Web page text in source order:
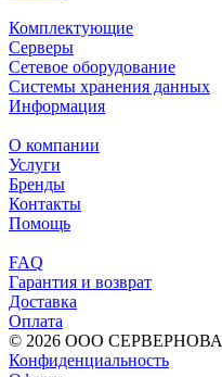
Комплектующие
Серверы
Сетевое оборудование
Системы хранения данных
Информация
О компании
Услуги
Бренды
Контакты
Помощь
FAQ
Гарантия и возврат
Доставка
Оплата
© 2026 ООО СЕРВЕРНОВА
Конфиденциальность